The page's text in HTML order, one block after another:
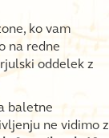
ko vam
na redne
oddelek z
baletne
ne vidimo z